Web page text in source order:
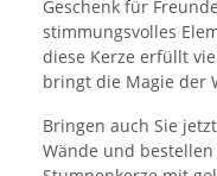
Geschenk für
stimmungsvolles
diese Kerze erfüllt
bringt die Magie der
Bringen auch Sie
Wände und